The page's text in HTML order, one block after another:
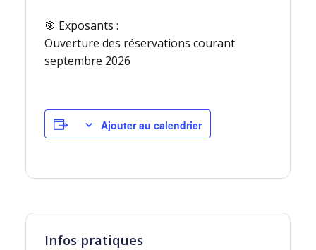
🎯 Exposants :
Ouverture des réservations courant
septembre 2026
Ajouter au calendrier
Infos pratiques